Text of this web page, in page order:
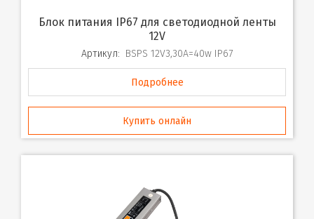
Блок питания IP67 для светодиодной ленты
12V
Артикул: BSPS 12V3,30A=40w IP67
Подробнее
Купить онлайн